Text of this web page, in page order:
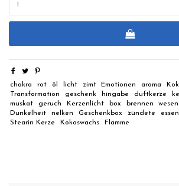
chakra rot öl licht zimt Emotionen aroma
Transformation
geschenk hingabe duftkerze
muskat
geruch Kerzenlicht box brennen
Dunkelheit
nelken Geschenkbox zündete
Stearin Kerze
Kokoswachs Flamme